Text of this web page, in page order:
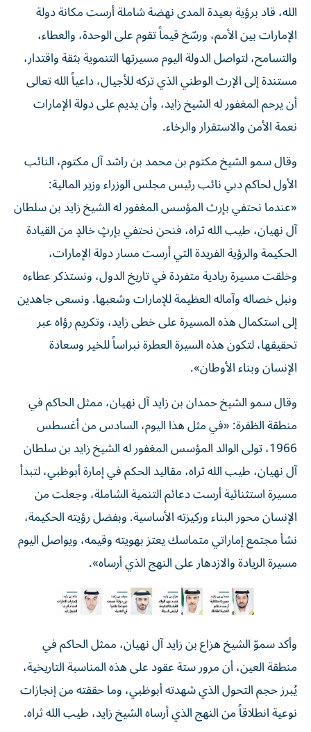
الله، قاد برؤية بعيدة المدى نهضة شاملة أرست مكانة دولة
الإمارات بين الأمم، ورسّخ قيماً تقوم على الوحدة، والعطاء،
والتسامح، لتواصل الدولة اليوم مسيرتها التنموية بثقة واقتدار،
مستندة إلى الإرث الوطني الذي تركه للأجيال، داعياً الله تعالى
أن يرحم المغفور له الشيخ زايد، وأن يديم على دولة الإمارات
نعمة الأمن والاستقرار والرخاء.
وقال سمو الشيخ مكتوم بن محمد بن راشد آل مكتوم، النائب
الأول لحاكم دبي نائب رئيس مجلس الوزراء وزير المالية:
«عندما نحتفي بإرث المؤسس المغفور له الشيخ زايد بن سلطان
آل نهيان، طيب الله ثراه، فنحن نحتفي بإرثٍ خالدٍ من القيادة
الحكيمة والرؤية الفريدة التي أرست مسار دولة الإمارات،
وخلقت مسيرة ريادية متفردة في تاريخ الدول، ونستذكر عطاءه
ونبل خصاله وآماله العظيمة للإمارات وشعبها. ونسعى جاهدين
إلى استكمال هذه المسيرة على خطى زايد، وتكريم رؤاه عبر
تحقيقها، لتكون هذه السيرة العطرة نبراساً للخير وسعادة
الإنسان وبناء الأوطان».
وقال سمو الشيخ حمدان بن زايد آل نهيان، ممثل الحاكم في
منطقة الظفرة: «في مثل هذا اليوم، السادس من أغسطس
1966، تولى الوالد المؤسس المغفور له الشيخ زايد بن سلطان
آل نهيان، طيب الله ثراه، مقاليد الحكم في إمارة أبوظبي، لتبدأ
مسيرة استثنائية أرست دعائم التنمية الشاملة، وجعلت من
الإنسان محور البناء وركيزته الأساسية. وبفضل رؤيته الحكيمة،
نشأ مجتمع إماراتي متماسك يعتز بهويته وقيمه، ويواصل اليوم
مسيرة الريادة والازدهار على النهج الذي أرساه».
وأكد سموّ الشيخ هزاع بن زايد آل نهيان، ممثل الحاكم في
منطقة العين، أن مرور ستة عقود على هذه المناسبة التاريخية،
يُبرز حجم التحول الذي شهدته أبوظبي، وما حققته من إنجازات
نوعية انطلاقاً من النهج الذي أرساه الشيخ زايد، طيب الله ثراه.